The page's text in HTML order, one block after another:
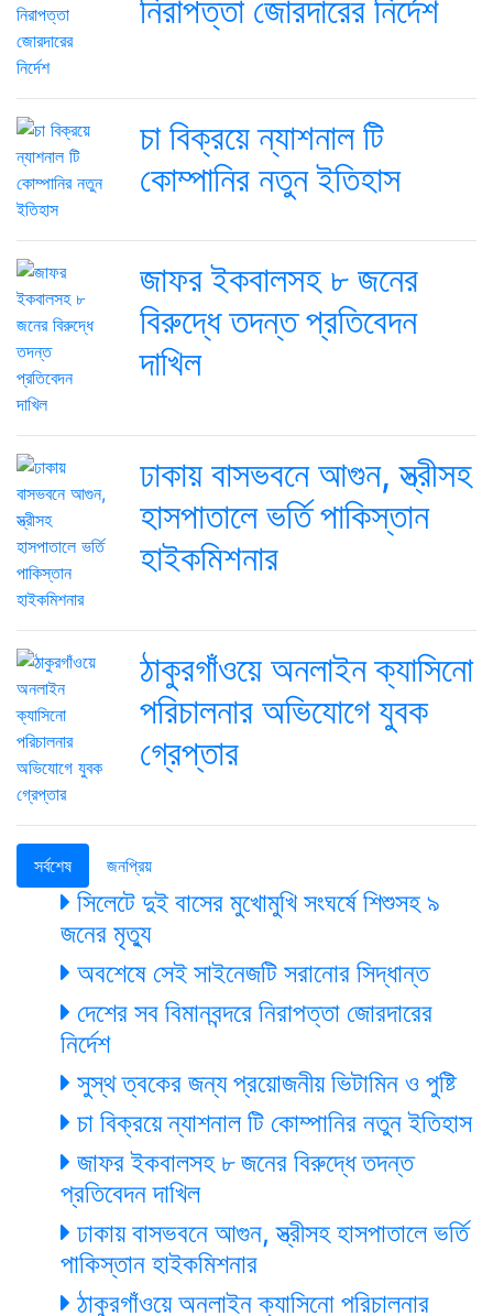
নিরাপত্তা জোরদারের নির্দেশ
চা বিক্রয়ে ন্যাশনাল টি
কোম্পানির নতুন ইতিহাস
জাফর ইকবালসহ ৮ জনের
বিরুদ্ধে তদন্ত প্রতিবেদন
দাখিল
ঢাকায় বাসভবনে আগুন, স্ত্রীসহ
হাসপাতালে ভর্তি পাকিস্তান
হাইকমিশনার
ঠাকুরগাঁওয়ে অনলাইন ক্যাসিনো
পরিচালনার অভিযোগে যুবক
গ্রেপ্তার
সর্বশেষ জনপ্রিয়
সিলেটে দুই বাসের মুখোমুখি সংঘর্ষে শিশুসহ ৯
জনের মৃত্যু
অবশেষে সেই সাইনেজটি সরানোর সিদ্ধান্ত
দেশের সব বিমানবন্দরে নিরাপত্তা জোরদারের
নির্দেশ
সুস্থ ত্বকের জন্য প্রয়োজনীয় ভিটামিন ও পুষ্টি
চা বিক্রয়ে ন্যাশনাল টি কোম্পানির নতুন ইতিহাস
জাফর ইকবালসহ ৮ জনের বিরুদ্ধে তদন্ত
প্রতিবেদন দাখিল
ঢাকায় বাসভবনে আগুন, স্ত্রীসহ হাসপাতালে ভর্তি
পাকিস্তান হাইকমিশনার
ঠাকুরগাঁওয়ে অনলাইন ক্যাসিনো পরিচালনার